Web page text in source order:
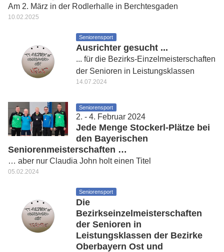
Am 2. März in der Rodlerhalle in Berchtesgaden
10.02.2025
Seniorensport
Ausrichter gesucht ...
... für die Bezirks-Einzelmeisterschaften
der Senioren in Leistungsklassen
14.07.2024
Seniorensport
2. - 4. Februar 2024
Jede Menge Stockerl-Plätze bei
den Bayerischen
Seniorenmeisterschaften …
… aber nur Claudia John holt einen Titel
05.02.2024
Seniorensport
Die
Bezirkseinzelmeisterschaften
der Senioren in
Leistungsklassen der Bezirke
Oberbayern Ost und